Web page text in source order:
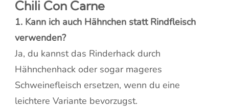
Chili Con Carne
1. Kann ich auch Hähnchen statt Rindfleisch
verwenden?
Ja, du kannst das Rinderhack durch
Hähnchenhack oder sogar mageres
Schweinefleisch ersetzen, wenn du eine
leichtere Variante bevorzugst.